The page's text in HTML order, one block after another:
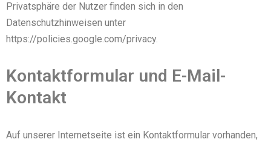
Privatsphäre der Nutzer finden sich in den
Datenschutzhinweisen unter
https://policies.google.com/privacy.
Kontaktformular und E-Mail-
Kontakt
Auf unserer Internetseite ist ein Kontaktformular vorhanden,